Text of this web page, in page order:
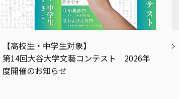
【高校生・中学生対象】
第14回大谷大学文藝コンテスト 2026年
度開催のお知らせ